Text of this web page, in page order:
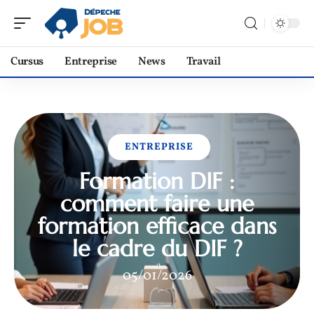
Cursus Entreprise News Travail
ENTREPRISE
Formation DIF :
comment faire une
formation efficace dans
le cadre du DIF ?
05/01/2026